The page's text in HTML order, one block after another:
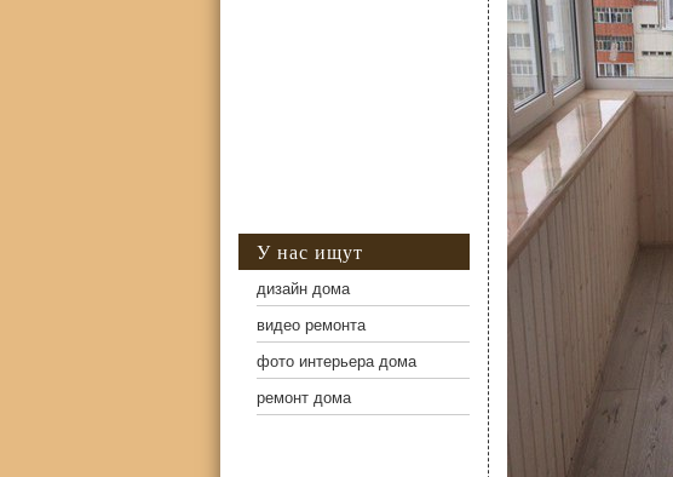
У нас ищут
дизайн дома
видео ремонта
фото интерьера дома
ремонт дома